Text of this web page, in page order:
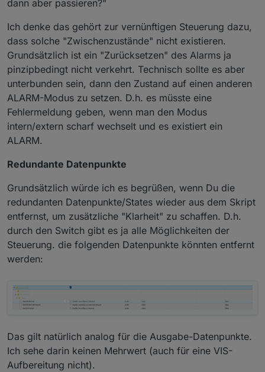
dann aber passieren?"
Ich denke das gehört zur vernünftigen Steuerung dazu,
dass solche "Zwischenzustände" nicht existieren.
Grundsätzlich ist ein "Zurücksetzen" des Alarms ja
pinzipbedingt nicht verkehrt. Technisch sollte es aber
unterbunden sein, dann den Zustand auf einen anderen
ALARM-Modus zu setzen. D.h. es müsste eine
Fehlermeldung geben, wenn man den Modus
intern/extern scharf wechselt und es existiert ein
ALARM.
Redundante Datenpunkte
Grundsätzlich würde ich es begrüßen, wenn Du die
redundanten Datenpunkte/States wieder aus dem Skript
entfernst, um zusätzliche "Klarheit" zu schaffen. D.h.
durch den Switch gibt es ja alle Möglichkeiten der
Steuerung. die folgenden Datenpunkte könnten entfernt
werden:
Das gilt natürlich analog für die Ausgabe-Datenpunkte.
Ich sehe darin keinen Mehrwert (auch für eine VIS-
Aufbereitung nicht).